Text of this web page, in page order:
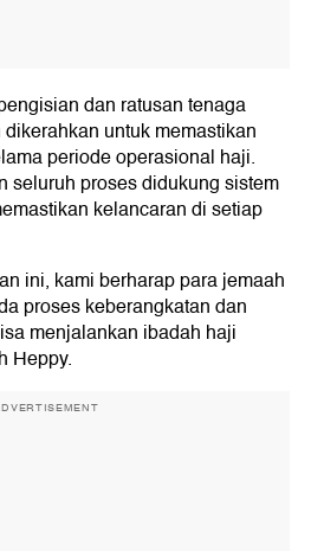
dan ratusan tenaga
untuk memastikan
periode operasional haji.
seluruh proses didukung sistem
kelancaran di setiap
ini, kami berharap para jemaah
proses keberangkatan dan
menjalankan ibadah haji
Heppy.